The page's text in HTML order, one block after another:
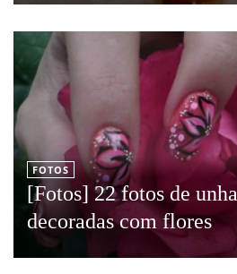
FOTOS
[Fotos] 22 fotos de
decoradas com flores